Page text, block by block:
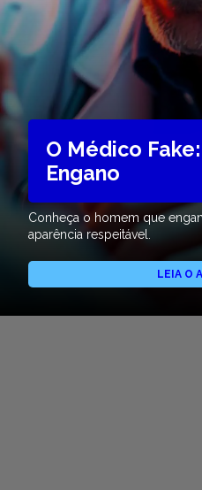
O Médico
Engano
Conheça o homem que
aparência respeitável.
LEIA O